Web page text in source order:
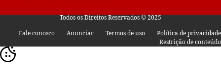
Todos os Direitos Reservados © 2025
Fale conosco
Anunciar Termos de uso
Política de privacidade
Restrição de conteúdo